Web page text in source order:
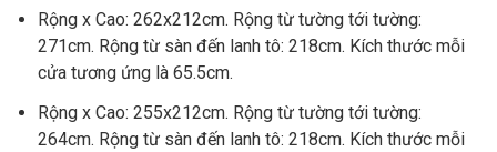
Rộng x Cao: 262x212cm. Rộng từ tường tới tường:
271cm. Rộng từ sàn đến lanh tô: 218cm. Kích thước mỗi
cửa tương ứng là 65.5cm.
Rộng x Cao: 255x212cm. Rộng từ tường tới tường:
264cm. Rộng từ sàn đến lanh tô: 218cm. Kích thước mỗi